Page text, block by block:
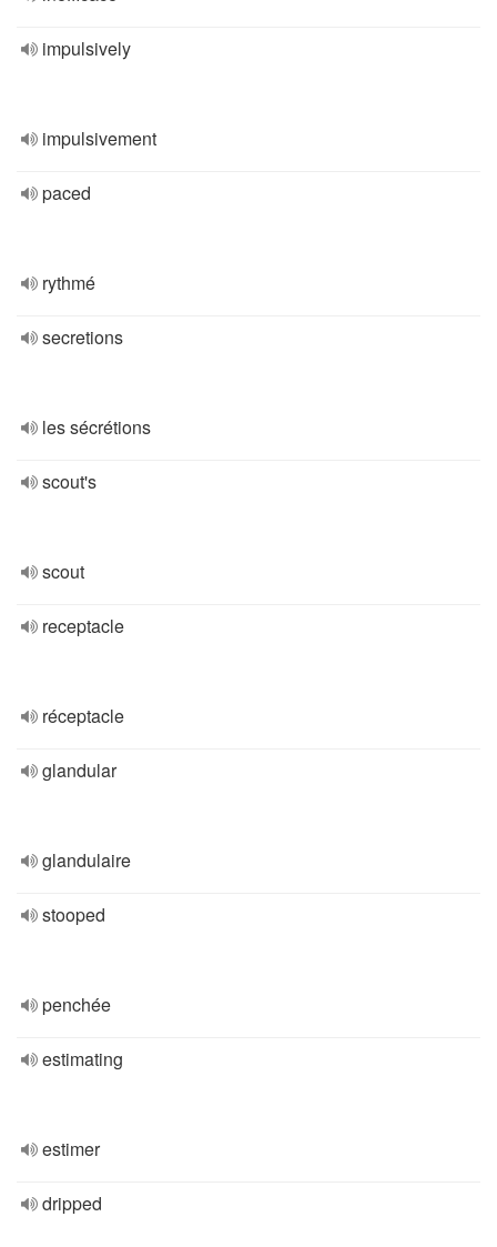
impulsively
impulsivement
paced
rythmé
secretions
les sécrétions
scout's
scout
receptacle
réceptacle
glandular
glandulaire
stooped
penchée
estimating
estimer
dripped